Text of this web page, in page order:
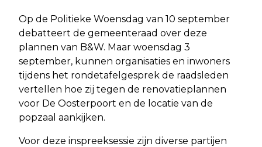
Op de Politieke Woensdag van 10 september
debatteert de gemeenteraad over deze
plannen van B&W. Maar woensdag 3
september, kunnen organisaties en inwoners
tijdens het rondetafelgesprek de raadsleden
vertellen hoe zij tegen de renovatieplannen
voor De Oosterpoort en de locatie van de
popzaal aankijken.
Voor deze inspreeksessie zijn diverse partijen